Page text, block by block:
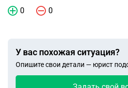
0 0
У вас похожая ситуация?
Опишите свои детали — юрист